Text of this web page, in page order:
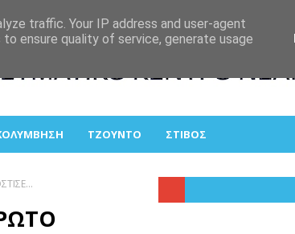
ΤΖΟΥΝΤΟ ΣΤΙΒΟΣ
traffic. Your IP address and user-agent
ensure quality of service, generate usage